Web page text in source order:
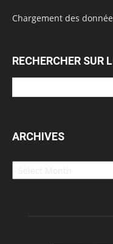
Chargement des
RECHERCHER SUR
ARCHIVES
Archives